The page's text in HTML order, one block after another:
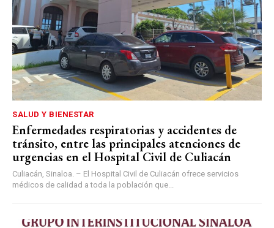
SALUD Y BIENESTAR
Enfermedades respiratorias y accidentes de
tránsito, entre las principales atenciones de
urgencias en el Hospital Civil de Culiacán
Culiacán, Sinaloa. – El Hospital Civil de Culiacán ofrece servicios
médicos de calidad a toda la población que...